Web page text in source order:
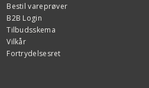
Bestil vareprøver
B2B Login
Tilbudsskema
Vilkår
Fortrydelsesret